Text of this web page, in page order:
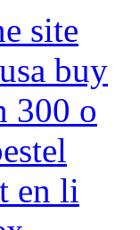
site
buy
300 o
en li